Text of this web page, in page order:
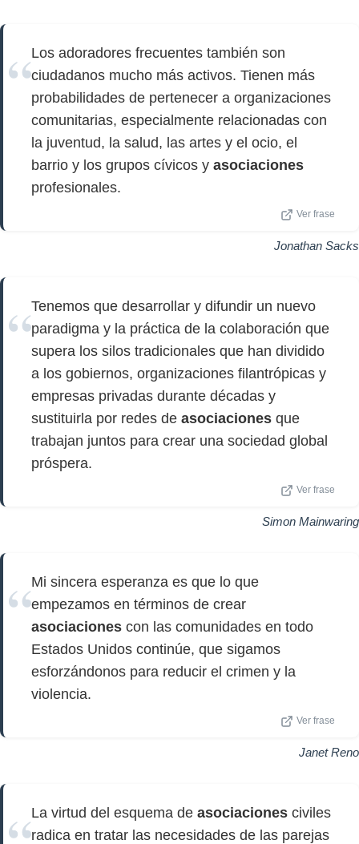
Los adoradores frecuentes también son
ciudadanos mucho más activos. Tienen más
probabilidades de pertenecer a organizaciones
comunitarias, especialmente relacionadas con
la juventud, la salud, las artes y el ocio, el
barrio y los grupos cívicos y asociaciones
profesionales.
Ver frase
Jonathan Sacks
Tenemos que desarrollar y difundir un nuevo
paradigma y la práctica de la colaboración que
supera los silos tradicionales que han dividido
a los gobiernos, organizaciones filantrópicas y
empresas privadas durante décadas y
sustituirla por redes de asociaciones que
trabajan juntos para crear una sociedad global
próspera.
Ver frase
Simon Mainwaring
Mi sincera esperanza es que lo que
empezamos en términos de crear
asociaciones con las comunidades en todo
Estados Unidos continúe, que sigamos
esforzándonos para reducir el crimen y la
violencia.
Ver frase
Janet Reno
La virtud del esquema de asociaciones civiles
radica en tratar las necesidades de las parejas